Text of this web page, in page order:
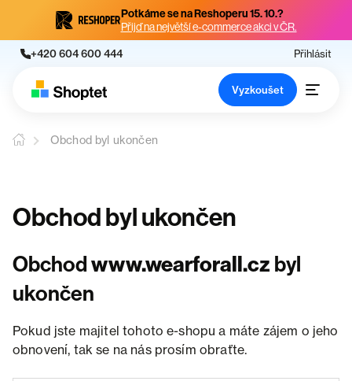
Potkáme se na Reshoperu 15. 10.?
Přijď na největší e-commerce akci v ČR.
+420 604 600 444 Přihlásit
Vyzkoušet
Obchod byl ukončen
Obchod byl ukončen
Obchodwww.wearforall.cz byl
ukončen
Pokud jste majitel tohoto e-shopu a máte zájem o jeho
obnovení, tak se na nás prosím obraťte.